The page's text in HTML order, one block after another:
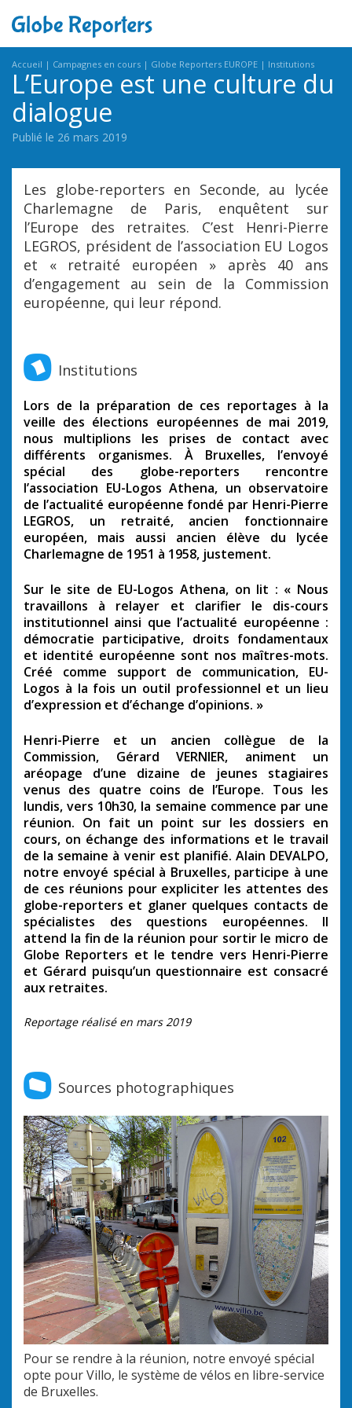
Accueil Campagnes en cours Globe Reporters EUROPE Institutions
L’Europe est une culture du
dialogue
Publié le 26 mars 2019
Les globe-reporters en Seconde, au lycée
Charlemagne de Paris, enquêtent sur
l’Europe des retraites. C’est Henri-Pierre
LEGROS, président de l’association EU Logos
et « retraité européen » après 40 ans
d’engagement au sein de la Commission
européenne, qui leur répond.
Institutions
Lors de la préparation de ces reportages à la
veille des élections européennes de mai 2019,
nous multiplions les prises de contact avec
différents organismes. À Bruxelles, l’envoyé
spécial des globe-reporters rencontre
l’association EU-Logos Athena, un observatoire
de l’actualité européenne fondé par Henri-Pierre
LEGROS, un retraité, ancien fonctionnaire
européen, mais aussi ancien élève du lycée
Charlemagne de 1951 à 1958, justement.
Sur le site de EU-Logos Athena, on lit : « Nous
travaillons à relayer et clarifier le dis-cours
institutionnel ainsi que l’actualité européenne :
démocratie participative, droits fondamentaux
et identité européenne sont nos maîtres-mots.
Créé comme support de communication, EU-
Logos à la fois un outil professionnel et un lieu
d’expression et d’échange d’opinions. »
Henri-Pierre et un ancien collègue de la
Commission, Gérard VERNIER, animent un
aréopage d’une dizaine de jeunes stagiaires
venus des quatre coins de l’Europe. Tous les
lundis, vers 10h30, la semaine commence par une
réunion. On fait un point sur les dossiers en
cours, on échange des informations et le travail
de la semaine à venir est planifié. Alain DEVALPO,
notre envoyé spécial à Bruxelles, participe à une
de ces réunions pour expliciter les attentes des
globe-reporters et glaner quelques contacts de
spécialistes des questions européennes. Il
attend la fin de la réunion pour sortir le micro de
Globe Reporters et le tendre vers Henri-Pierre
et Gérard puisqu’un questionnaire est consacré
aux retraites.
Reportage réalisé en mars 2019
Sources photographiques
Pour se rendre à la réunion, notre envoyé spécial
opte pour Villo, le système de vélos en libre-service
de Bruxelles.